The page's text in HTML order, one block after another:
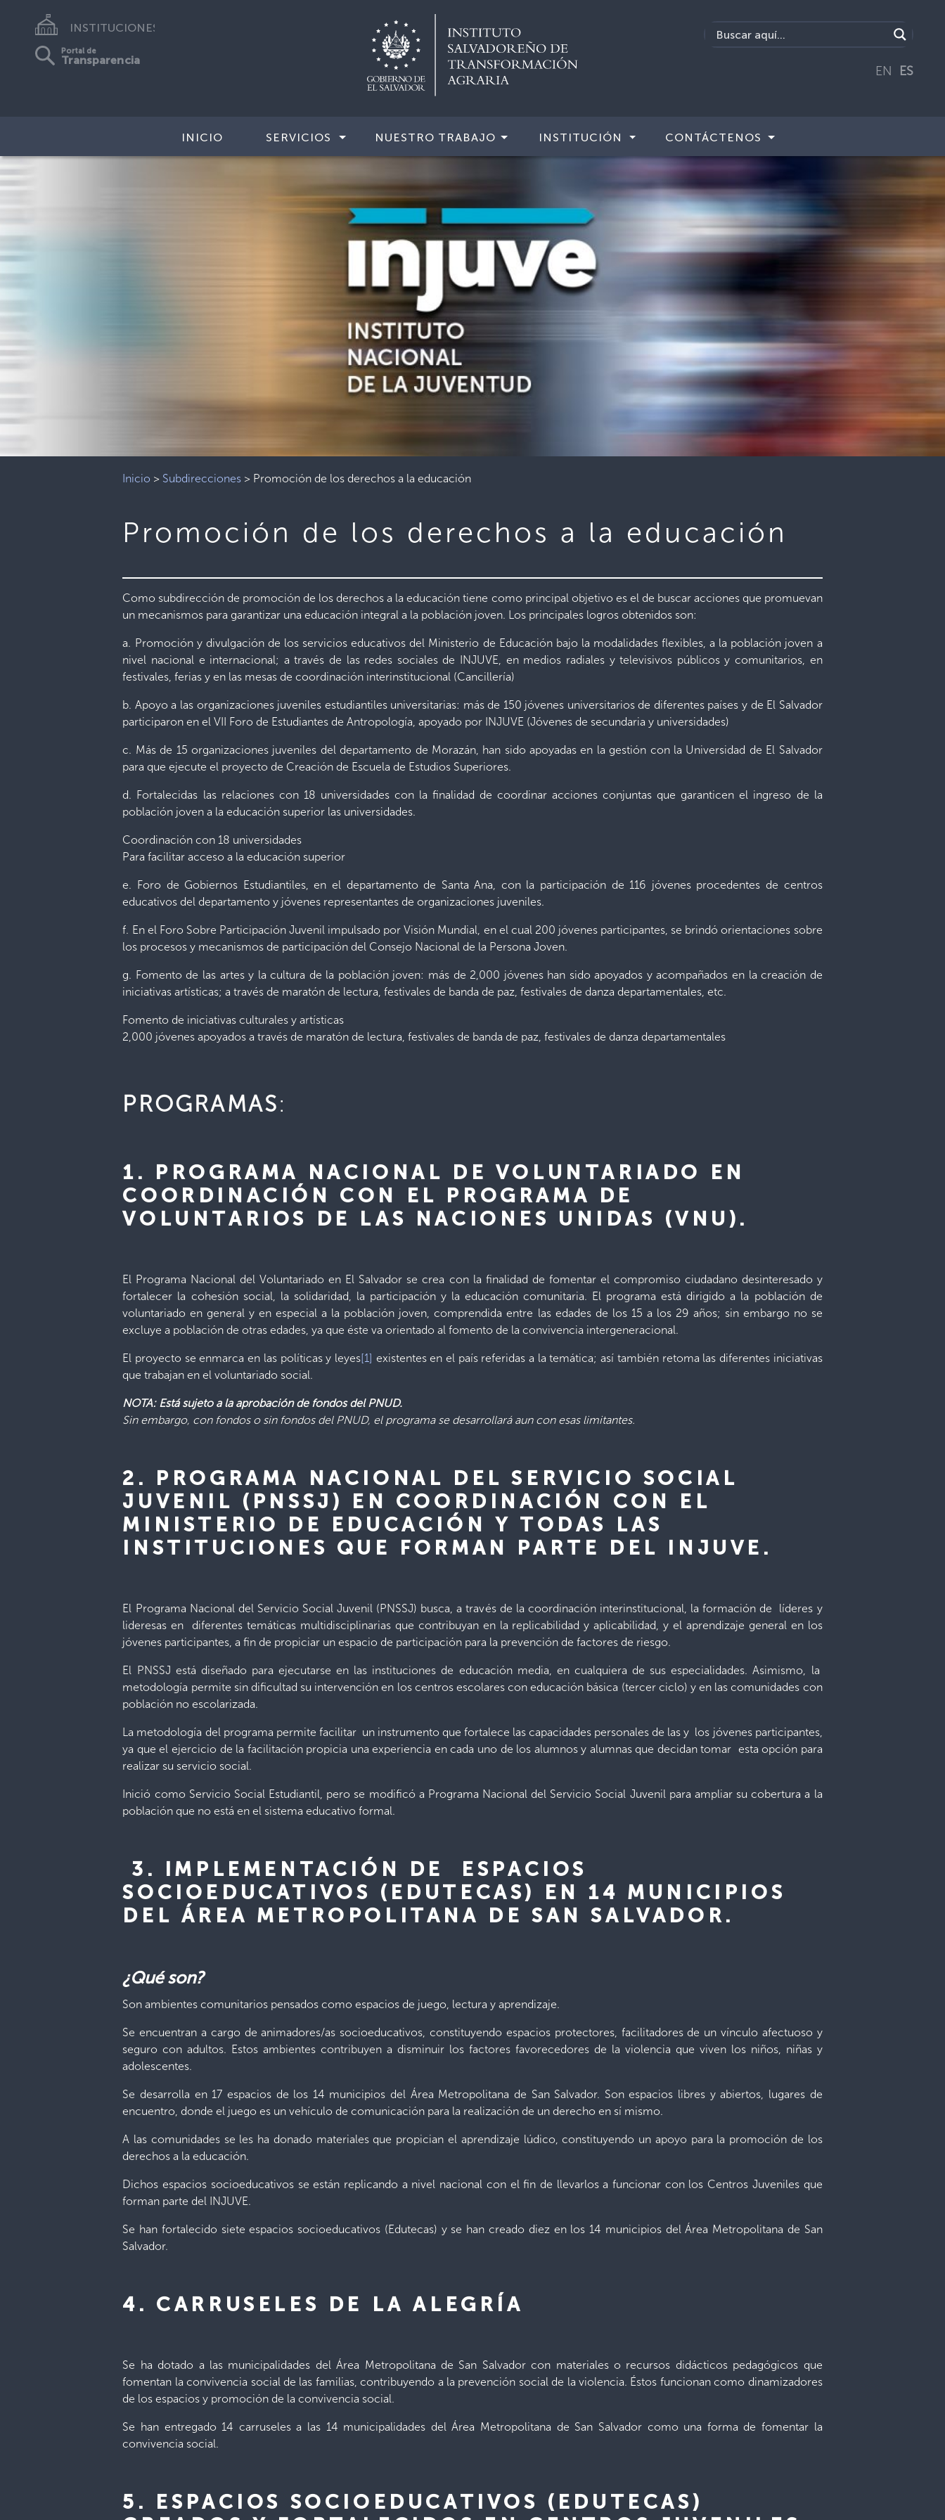
INSTITUCIONES
Portal de
Transparencia
EN ES
INICIO SERVICIOS NUESTRO TRABAJO INSTITUCIÓN CONTÁCTENOS
Inicio > Subdirecciones > Promoción de los derechos a la educación
Promoción de los derechos a la educación
Como subdirección de promoción de los derechos a la educación tiene como principal objetivo es el de buscar acciones que promuevan
un mecanismos para garantizar una educación integral a la población joven. Los principales logros obtenidos son:
a. Promoción y divulgación de los servicios educativos del Ministerio de Educación bajo la modalidades flexibles, a la población joven a
nivel nacional e internacional; a través de las redes sociales de INJUVE, en medios radiales y televisivos públicos y comunitarios, en
festivales, ferias y en las mesas de coordinación interinstitucional (Cancillería)
b. Apoyo a las organizaciones juveniles estudiantiles universitarias: más de 150 jóvenes universitarios de diferentes países y de El Salvador
participaron en el VII Foro de Estudiantes de Antropología, apoyado por INJUVE (Jóvenes de secundaria y universidades)
c. Más de 15 organizaciones juveniles del departamento de Morazán, han sido apoyadas en la gestión con la Universidad de El Salvador
para que ejecute el proyecto de Creación de Escuela de Estudios Superiores.
d. Fortalecidas las relaciones con 18 universidades con la finalidad de coordinar acciones conjuntas que garanticen el ingreso de la
población joven a la educación superior las universidades.
Coordinación con 18 universidades
Para facilitar acceso a la educación superior
e. Foro de Gobiernos Estudiantiles, en el departamento de Santa Ana, con la participación de 116 jóvenes procedentes de centros
educativos del departamento y jóvenes representantes de organizaciones juveniles.
f. En el Foro Sobre Participación Juvenil impulsado por Visión Mundial, en el cual 200 jóvenes participantes, se brindó orientaciones sobre
los procesos y mecanismos de participación del Consejo Nacional de la Persona Joven.
g. Fomento de las artes y la cultura de la población joven: más de 2,000 jóvenes han sido apoyados y acompañados en la creación de
iniciativas artísticas; a través de maratón de lectura, festivales de banda de paz, festivales de danza departamentales, etc.
Fomento de iniciativas culturales y artísticas
2,000 jóvenes apoyados a través de maratón de lectura, festivales de banda de paz, festivales de danza departamentales
PROGRAMAS:
1. PROGRAMA NACIONAL DE VOLUNTARIADO EN
COORDINACIÓN CON EL PROGRAMA DE
VOLUNTARIOS DE LAS NACIONES UNIDAS (VNU).
El Programa Nacional del Voluntariado en El Salvador se crea con la finalidad de fomentar el compromiso ciudadano desinteresado y
fortalecer la cohesión social, la solidaridad, la participación y la educación comunitaria. El programa está dirigido a la población de
voluntariado en general y en especial a la población joven, comprendida entre las edades de los 15 a los 29 años; sin embargo no se
excluye a población de otras edades, ya que éste va orientado al fomento de la convivencia intergeneracional.
El proyecto se enmarca en las políticas y leyes[1] existentes en el país referidas a la temática; así también retoma las diferentes iniciativas
que trabajan en el voluntariado social.
NOTA: Está sujeto a la aprobación de fondos del PNUD.
Sin embargo, con fondos o sin fondos del PNUD, el programa se desarrollará aun con esas limitantes.
2. PROGRAMA NACIONAL DEL SERVICIO SOCIAL
JUVENIL (PNSSJ) EN COORDINACIÓN CON EL
MINISTERIO DE EDUCACIÓN Y TODAS LAS
INSTITUCIONES QUE FORMAN PARTE DEL INJUVE.
El Programa Nacional del Servicio Social Juvenil (PNSSJ) busca, a través de la coordinación interinstitucional, la formación de líderes y
lideresas en diferentes temáticas multidisciplinarias que contribuyan en la replicabilidad y aplicabilidad, y el aprendizaje general en los
jóvenes participantes, a fin de propiciar un espacio de participación para la prevención de factores de riesgo.
El PNSSJ está diseñado para ejecutarse en las instituciones de educación media, en cualquiera de sus especialidades. Asimismo, la
metodología permite sin dificultad su intervención en los centros escolares con educación básica (tercer ciclo) y en las comunidades con
población no escolarizada.
La metodología del programa permite facilitar un instrumento que fortalece las capacidades personales de las y los jóvenes participantes,
ya que el ejercicio de la facilitación propicia una experiencia en cada uno de los alumnos y alumnas que decidan tomar esta opción para
realizar su servicio social.
Inició como Servicio Social Estudiantil, pero se modificó a Programa Nacional del Servicio Social Juvenil para ampliar su cobertura a la
población que no está en el sistema educativo formal.
3. IMPLEMENTACIÓN DE ESPACIOS
SOCIOEDUCATIVOS (EDUTECAS) EN 14 MUNICIPIOS
DEL ÁREA METROPOLITANA DE SAN SALVADOR.
¿Qué son?
Son ambientes comunitarios pensados como espacios de juego, lectura y aprendizaje.
Se encuentran a cargo de animadores/as socioeducativos, constituyendo espacios protectores, facilitadores de un vínculo afectuoso y
seguro con adultos. Estos ambientes contribuyen a disminuir los factores favorecedores de la violencia que viven los niños, niñas y
adolescentes.
Se desarrolla en 17 espacios de los 14 municipios del Área Metropolitana de San Salvador. Son espacios libres y abiertos, lugares de
encuentro, donde el juego es un vehículo de comunicación para la realización de un derecho en sí mismo.
A las comunidades se les ha donado materiales que propician el aprendizaje lúdico, constituyendo un apoyo para la promoción de los
derechos a la educación.
Dichos espacios socioeducativos se están replicando a nivel nacional con el fin de llevarlos a funcionar con los Centros Juveniles que
forman parte del INJUVE.
Se han fortalecido siete espacios socioeducativos (Edutecas) y se han creado diez en los 14 municipios del Área Metropolitana de San
Salvador.
4. CARRUSELES DE LA ALEGRÍA
Se ha dotado a las municipalidades del Área Metropolitana de San Salvador con materiales o recursos didácticos pedagógicos que
fomentan la convivencia social de las familias, contribuyendo a la prevención social de la violencia. Éstos funcionan como dinamizadores
de los espacios y promoción de la convivencia social.
Se han entregado 14 carruseles a las 14 municipalidades del Área Metropolitana de San Salvador como una forma de fomentar la
convivencia social.
5. ESPACIOS SOCIOEDUCATIVOS (EDUTECAS)